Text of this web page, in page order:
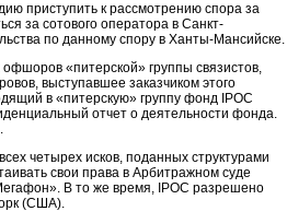
приступить к рассмотрению спора за
за сотового оператора в Санкт-
по данному спору в Ханты-Мансийске.
«питерской» группы связистов,
выступавшее заказчиком этого
в «питерскую» группу фонд IPOC
отчет о деятельности фонда.
всех четырех исков, поданных структурами
свои права в Арбитражном суде
В то же время, IPOC разрешено
(США).